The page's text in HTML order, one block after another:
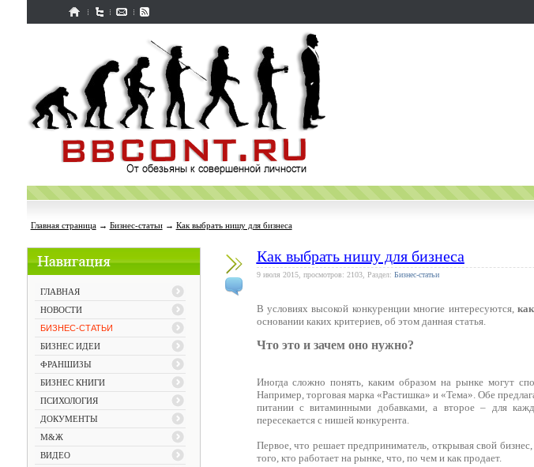
Главная страница→ Бизнес-статьи→ Как выбрать нишу для бизнеса
ГЛАВНАЯ
НОВОСТИ
БИЗНЕС-СТАТЬИ
БИЗНЕС ИДЕИ
ФРАНШИЗЫ
БИЗНЕС КНИГИ
ПСИХОЛОГИЯ
ДОКУМЕНТЫ
М&Ж
ВИДЕО
Как выбрать нишу для бизнеса
9 июля 2015, просмотров: 2103, Раздел: Бизнес-статьи
В условиях высокой конкуренции многие интересуются,
основании каких критериев, об этом данная статья.
Что это и зачем оно нужно?
Иногда сложно понять, каким образом на рынке могут
Например, торговая марка «Растишка» и «Тема». Обе
питании с витаминными добавками, а второе – для
пересекается с нишей конкурента.
Первое, что решает предприниматель, открывая свой
того, кто работает на рынке, что, по чем и как продает.